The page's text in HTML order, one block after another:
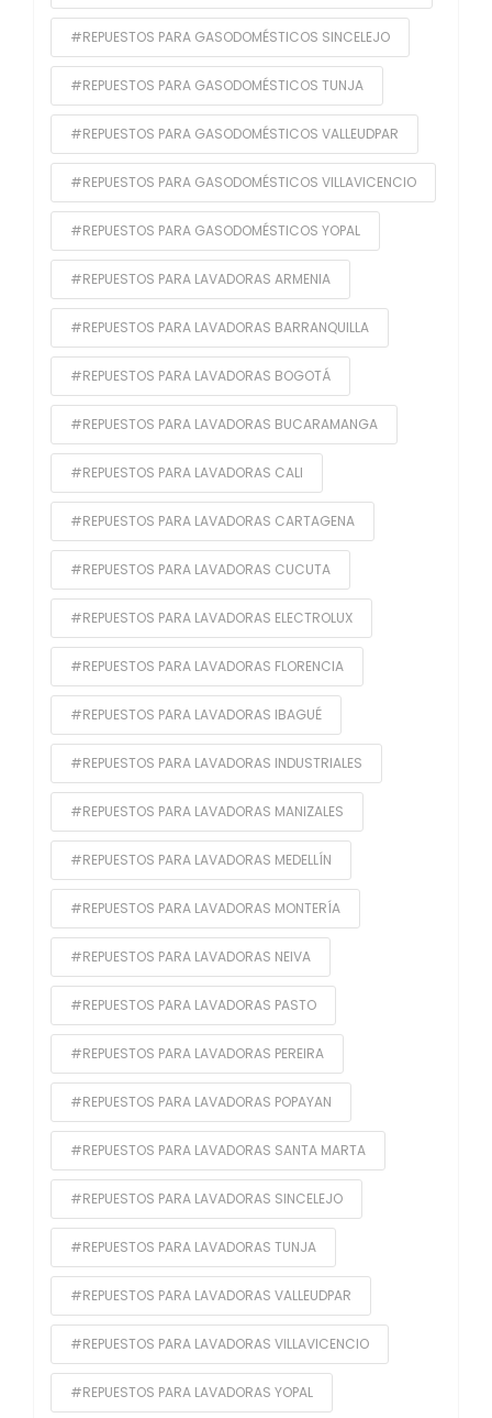
#REPUESTOS PARA GASODOMÉSTICOS SINCELEJO
#REPUESTOS PARA GASODOMÉSTICOS TUNJA
#REPUESTOS PARA GASODOMÉSTICOS VALLEUDPAR
#REPUESTOS PARA GASODOMÉSTICOS VILLAVICENCIO
#REPUESTOS PARA GASODOMÉSTICOS YOPAL
#REPUESTOS PARA LAVADORAS ARMENIA
#REPUESTOS PARA LAVADORAS BARRANQUILLA
#REPUESTOS PARA LAVADORAS BOGOTÁ
#REPUESTOS PARA LAVADORAS BUCARAMANGA
#REPUESTOS PARA LAVADORAS CALI
#REPUESTOS PARA LAVADORAS CARTAGENA
#REPUESTOS PARA LAVADORAS CUCUTA
#REPUESTOS PARA LAVADORAS ELECTROLUX
#REPUESTOS PARA LAVADORAS FLORENCIA
#REPUESTOS PARA LAVADORAS IBAGUÉ
#REPUESTOS PARA LAVADORAS INDUSTRIALES
#REPUESTOS PARA LAVADORAS MANIZALES
#REPUESTOS PARA LAVADORAS MEDELLÍN
#REPUESTOS PARA LAVADORAS MONTERÍA
#REPUESTOS PARA LAVADORAS NEIVA
#REPUESTOS PARA LAVADORAS PASTO
#REPUESTOS PARA LAVADORAS PEREIRA
#REPUESTOS PARA LAVADORAS POPAYAN
#REPUESTOS PARA LAVADORAS SANTA MARTA
#REPUESTOS PARA LAVADORAS SINCELEJO
#REPUESTOS PARA LAVADORAS TUNJA
#REPUESTOS PARA LAVADORAS VALLEUDPAR
#REPUESTOS PARA LAVADORAS VILLAVICENCIO
#REPUESTOS PARA LAVADORAS YOPAL